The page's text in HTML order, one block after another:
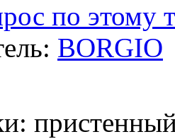
по этому
BORGIO